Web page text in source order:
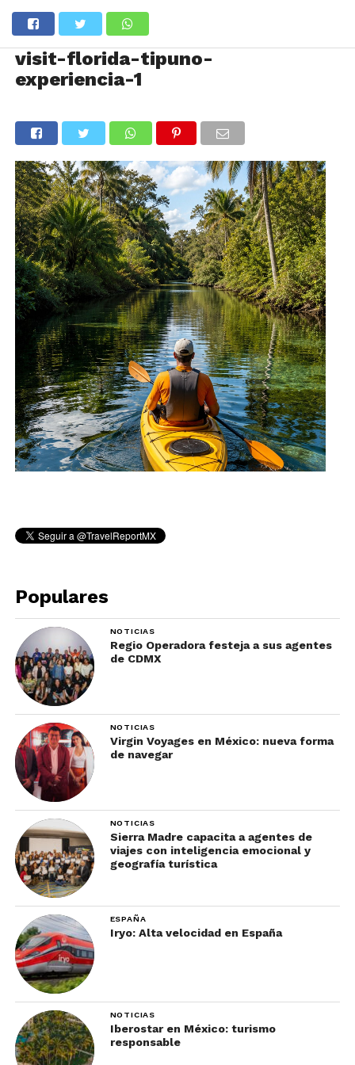
visit-florida-tipuno-
experiencia-1
Populares
NOTICIAS
Regio Operadora festeja a sus agentes
de CDMX
NOTICIAS
Virgin Voyages en México: nueva forma
de navegar
NOTICIAS
Sierra Madre capacita a agentes de
viajes con inteligencia emocional y
geografía turística
ESPAÑA
Iryo: Alta velocidad en España
NOTICIAS
Iberostar en México: turismo
responsable